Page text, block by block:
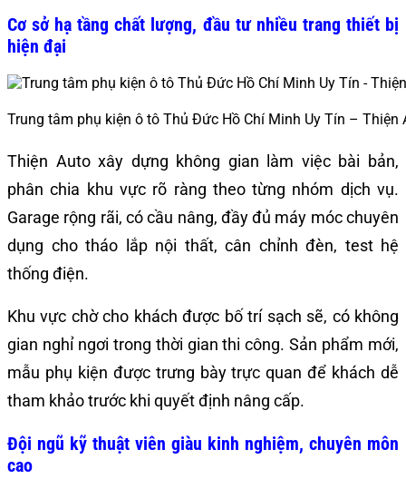
Cơ sở hạ tầng chất lượng, đầu tư nhiều trang thiết bị
hiện đại
Trung tâm phụ kiện ô tô Thủ Đức Hồ Chí Minh Uy Tín – Thiện
Thiện Auto xây dựng không gian làm việc bài bản,
phân chia khu vực rõ ràng theo từng nhóm dịch vụ.
Garage rộng rãi, có cầu nâng, đầy đủ máy móc chuyên
dụng cho tháo lắp nội thất, cân chỉnh đèn, test hệ
thống điện.
Khu vực chờ cho khách được bố trí sạch sẽ, có không
gian nghỉ ngơi trong thời gian thi công. Sản phẩm mới,
mẫu phụ kiện được trưng bày trực quan để khách dễ
tham khảo trước khi quyết định nâng cấp.
Đội ngũ kỹ thuật viên giàu kinh nghiệm, chuyên môn
cao